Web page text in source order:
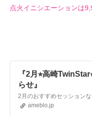
点火イニシエーションは
『2月⭐︎高崎
らせ』
ameblo.jp